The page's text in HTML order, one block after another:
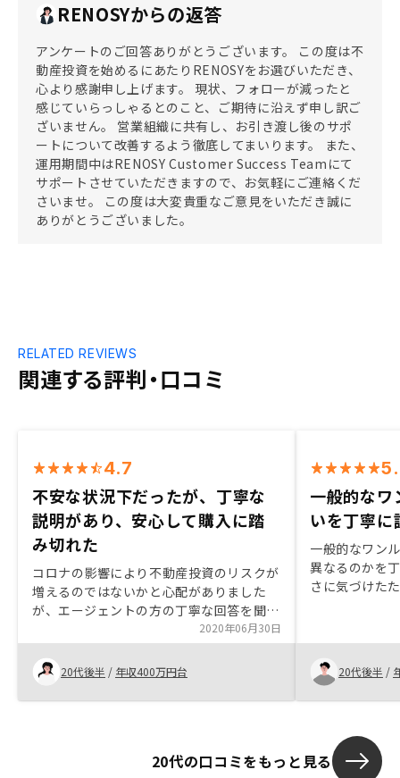
RENOSYからの返答
アンケートのご回答ありがとうございます。 この度は不
動産投資を始めるにあたりRENOSYをお選びいただき、
心より感謝申し上げます。 現状、フォローが減ったと
感じていらっしゃるとのこと、ご期待に沿えず申し訳ご
ざいません。 営業組織に共有し、お引き渡し後のサポ
ートについて改善するよう徹底してまいります。 また、
運用期間中はRENOSY Customer Success Teamにて
サポートさせていただきますので、お気軽にご連絡くだ
さいませ。 この度は大変貴重なご意見をいただき誠に
ありがとうございました。
関連する評判・口コミ
RELATED REVIEWS
4.7
不安な状況下だったが、丁寧な
説明があり、安心して購入に踏
み切れた
コロナの影響により不動産投資のリスクが
増えるのではないかと心配がありました
が、エージェントの方の丁寧な回答を聞い
て安心して購入することができました。物
件の資料を渡す際に、ハザードマップや路
線価図に物件の場所を示すようにして頂く
と分かりやすいです。
2020年06月30日
20代後半 / 年収400万円台
一般的なワ
いを丁寧
一般的なワン
異なるのかを
さに気づけた
20代後半 /
20代の口コミをもっと見る